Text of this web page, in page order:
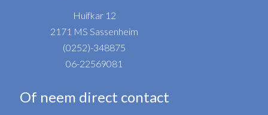
Huifkar 12
2171 MS Sassenheim
(0252)-348875
06-22569081
Of neem direct contact